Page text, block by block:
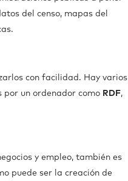
del censo, mapas del
con facilidad. Hay varios
por un ordenador como RDF,
y empleo, también es
puede ser la creación de